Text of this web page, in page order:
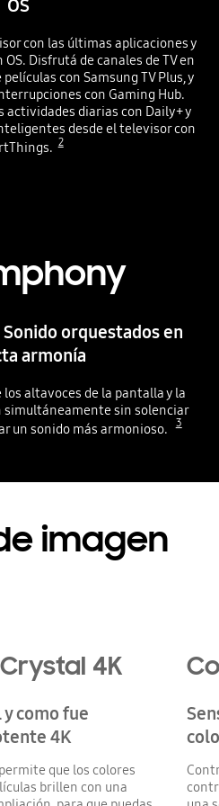
OS
con las últimas aplicaciones y
Disfrutá de canales de TV en
con Samsung TV Plus, y
con Gaming Hub.
actividades diarias con Daily+ y
desde el televisor con
2
orquestados en
armonía
altavoces de la pantalla y la
simultáneamente sin solenciar
un sonido más armonioso.
3
imagen
4K
como fue
4K
que los colores
brillen con una